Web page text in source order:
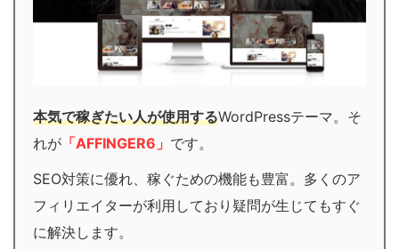
本気で稼ぎたい人が使用するWordPressテーマ。そ
れが 「AFFINGER6」 です。
SEO対策に優れ、稼ぐための機能も豊富。多くのア
フィリエイターが利用しており疑問が生じてもすぐ
に解決します。